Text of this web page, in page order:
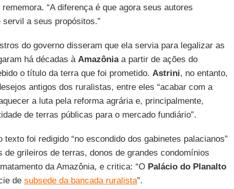
“A diferença é que agora seus autores
a seus propósitos.”
do governo disseram que ela servia para legalizar as
há décadas à Amazôniaa partir de ações do
o título da terra que foi prometido. Astrini, no entanto,
antigos dos ruralistas, entre eles “acabar com a
a luta pela reforma agrária e, principalmente,
de terras públicas para o mercado fundiário”.
foi redigido “no escondido dos gabinetes palacianos”
de grileiros de terras, donos de grandes condomínios
da Amazônia, e critica: “O Palácio do Planalto
de subsede da bancada ruralista”.